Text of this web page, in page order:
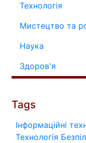
Технологія
Мистецтво та
Наука
Здоров'я
Tags
Інформаційні
Технологія